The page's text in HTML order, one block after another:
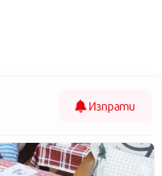
Изпрати